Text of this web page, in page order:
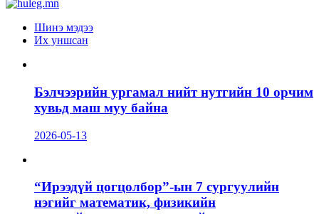
Шинэ мэдээ
Их уншсан
Бэлчээрийн ургамал нийт нутгийн 10 орчим
хувьд маш муу байна
2026-05-13
“Ирээдүй цогцолбор”-ын 7 сургуулийн
нэгийг математик, физикийн